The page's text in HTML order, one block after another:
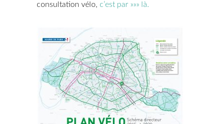
consultation vélo, c’est par »»» là.